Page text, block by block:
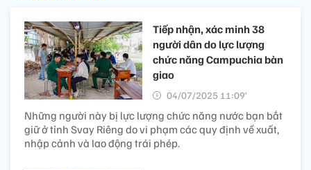
Tiếp nhận, xác minh 38
người dân do lực lượng
chức năng Campuchia bàn
giao
04/07/2025 11:09’
Những người này bị lực lượng chức năng nước bạn bắt
giữ ở tỉnh Svay Riêng do vi phạm các quy định về xuất,
nhập cảnh và lao động trái phép.